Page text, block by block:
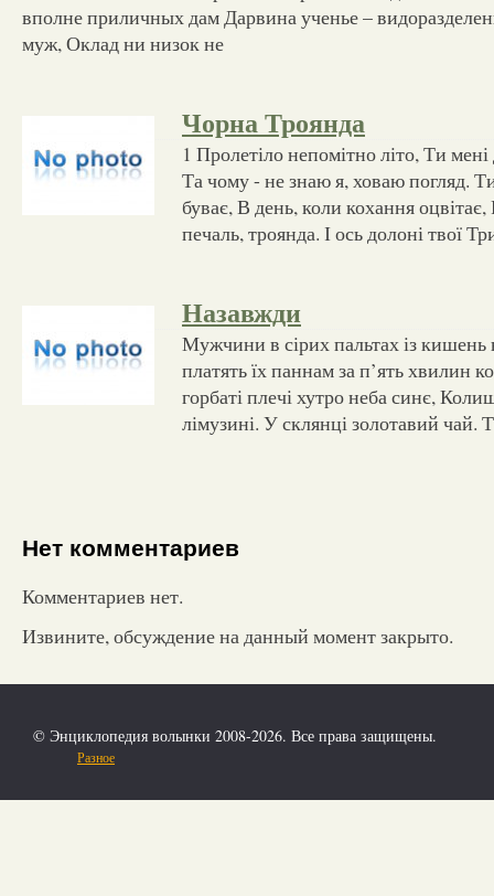
вполне приличных дам Дарвина ученье –
муж, Оклад ни низок не
Чорна Троянда
1 Пролетіло непомітно літо, Ти
Та чому - не знаю я, ховаю погляд.
буває, В день, коли кохання оцвітає,
печаль, троянда. І ось долоні твої
Назавжди
Мужчини в сірих пальтах із кишень
платять їх паннам за п’ять хвилин
горбаті плечі хутро неба синє,
лімузині. У склянці золотавий чай.
Нет комментариев
Комментариев нет.
Извините, обсуждение на данный момент закрыто.
© Энциклопедия волынки 2008-2026. Все права защищены.
Разное